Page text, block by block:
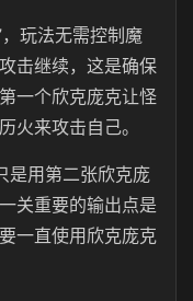
玩法无需控制魔
击继续，这是确保
一个欣克庞克让怪
火来攻击自己。
是用第二张欣克庞
关重要的输出点是
一直使用欣克庞克